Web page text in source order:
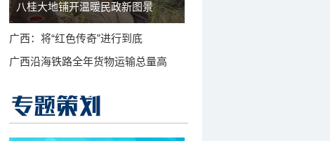
八桂大地铺开温暖民政新图景
广西：将“红色传奇”进行到底
广西沿海铁路全年货物运输总量高